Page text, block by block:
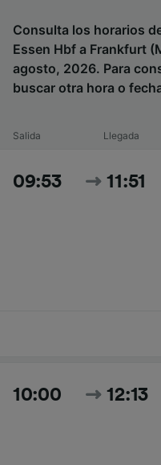
Consulta los horarios
Essen Hbf a Frankfurt
agosto, 2026. Para
buscar otra hora o
Salida Llegada
09:53 11:51
10:00 12:13